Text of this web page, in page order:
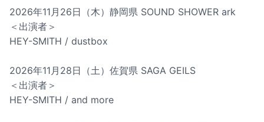
2026年11月26日（木）静岡県 SOUND SHOWER ark
＜出演者＞
HEY-SMITH / dustbox
2026年11月28日（土）佐賀県 SAGA GEILS
＜出演者＞
HEY-SMITH / and more